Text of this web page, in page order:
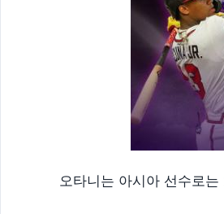
오타니는 아시아 선수로